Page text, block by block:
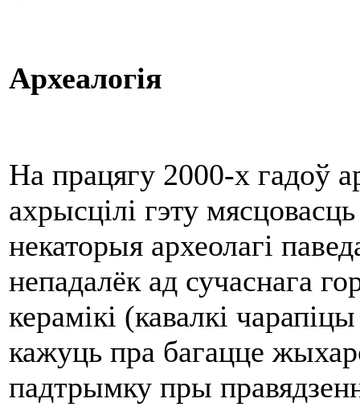
Археалогія
На працягу 2000-х гадоў
ахрысцілі гэту
некаторыя археолагі
непадалёк ад сучаснага
керамікі (кавалкі
кажуць пра багацце
падтрымку пры